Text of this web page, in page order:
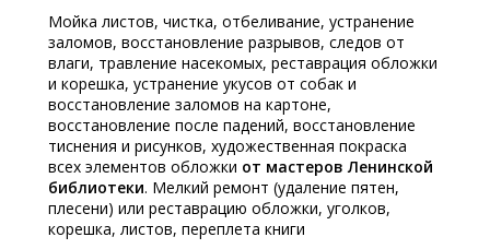
Мойка листов, чистка, отбеливание, устранение
заломов, восстановление разрывов, следов от
влаги, травление насекомых, реставрация обложки
и корешка, устранение укусов от собак и
восстановление заломов на картоне,
восстановление после падений, восстановление
тиснения и рисунков, художественная покраска
всех элементов обложки от мастеров Ленинской
библиотеки. Мелкий ремонт (удаление пятен,
плесени) или реставрацию обложки, уголков,
корешка, листов, переплета книги